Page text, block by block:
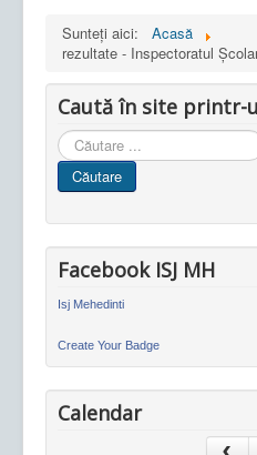
Sunteți aici:
Acasă
rezultate - Inspectoratul
Caută în site printr-
Cauta
in
site
Căutare
Facebook ISJ MH
Isj Mehedinti
Create Your Badge
Calendar